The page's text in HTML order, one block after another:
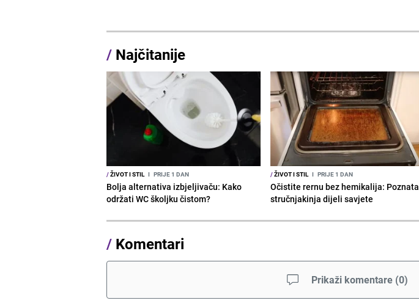
/ Najčitanije
/ŽIVOT I STIL I PRIJE 1 DAN
Bolja alternativa izbjeljivaču: Kako
održati WC školjku čistom?
/ŽIVOT I STIL I PRIJE 1 DAN
Očistite rernu bez hemikalija: Poznata
stručnjakinja dijeli savjete
/ Komentari
Prikaži komentare (0)